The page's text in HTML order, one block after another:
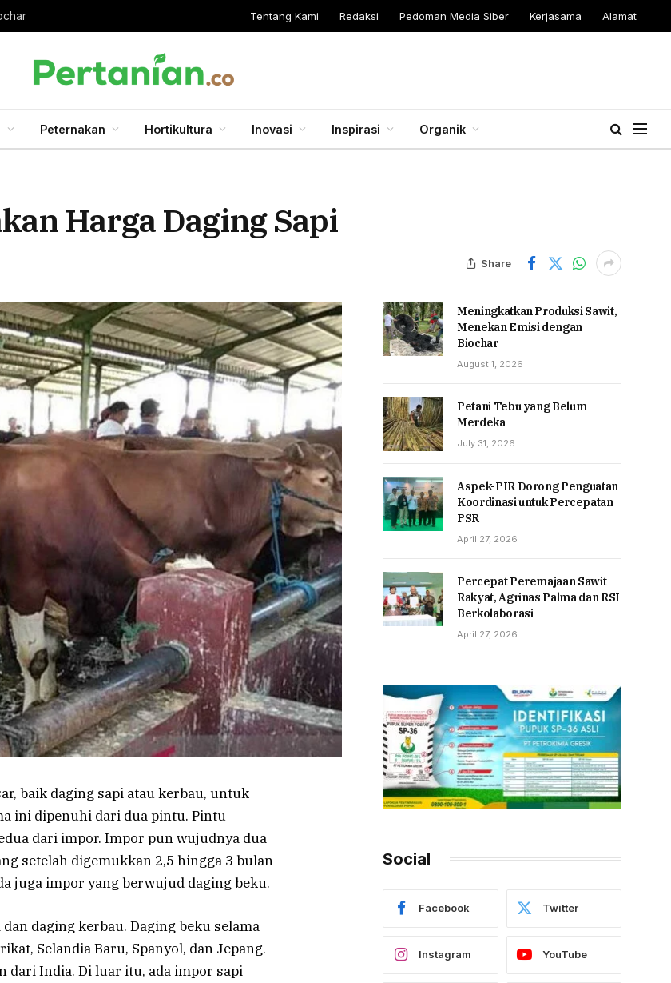
Tentang Kami Redaksi Pedoman Media Siber Kerjasama Alamat
Peternakan Hortikultura Inovasi Inspirasi Organik
Harga Daging Sapi
Share
baik daging sapi atau kerbau, untuk
ini dipenuhi dari dua pintu. Pintu
dari impor. Impor pun wujudnya dua
setelah digemukkan 2,5 hingga 3 bulan
juga impor yang berwujud daging beku.
daging kerbau. Daging beku selama
Selandia Baru, Spanyol, dan Jepang.
dari India. Di luar itu, ada impor sapi
Meningkatkan Produksi Sawit,
Menekan Emisi dengan
Biochar
August 1, 2026
Petani Tebu yang Belum
Merdeka
July 31, 2026
Aspek-PIR Dorong Penguatan
Koordinasi untuk Percepatan
PSR
April 27, 2026
Percepat Peremajaan Sawit
Rakyat, Agrinas Palma dan RSI
Berkolaborasi
April 27, 2026
Social
Facebook Twitter
Instagram YouTube